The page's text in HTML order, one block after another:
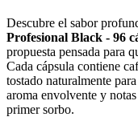
Descubre el sabor
Profesional Black - 96
propuesta pensada para
Cada cápsula contiene
tostado naturalmente para
aroma envolvente y notas
primersorbo.